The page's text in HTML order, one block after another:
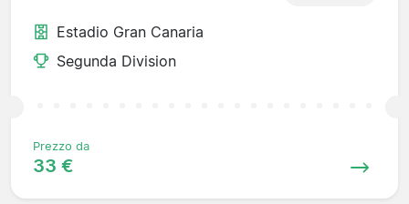
Estadio Gran Canaria
Segunda Division
Prezzo da
33 €